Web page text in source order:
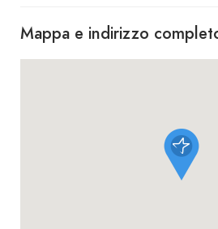
Mappa e indirizzo